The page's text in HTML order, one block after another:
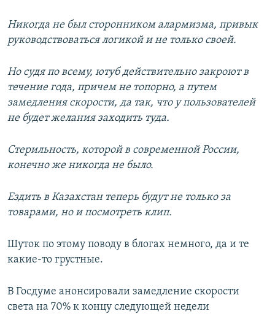
Никогда не был сторонником алармизма, привык
руководствоваться логикой и не только своей.
Но судя по всему, ютуб действительно закроют в
течение года, причем не топорно, а путем
замедления скорости, да так, что у пользователей
не будет желания заходить туда.
Стерильность, которой в современной России,
конечно же никогда не было.
Ездить в Казахстан теперь будут не только за
товарами, но и посмотреть клип.
Шуток по этому поводу в блогах немного, да и те
какие-то грустные.
В Госдуме анонсировали замедление скорости
света на 70% к концу следующей недели